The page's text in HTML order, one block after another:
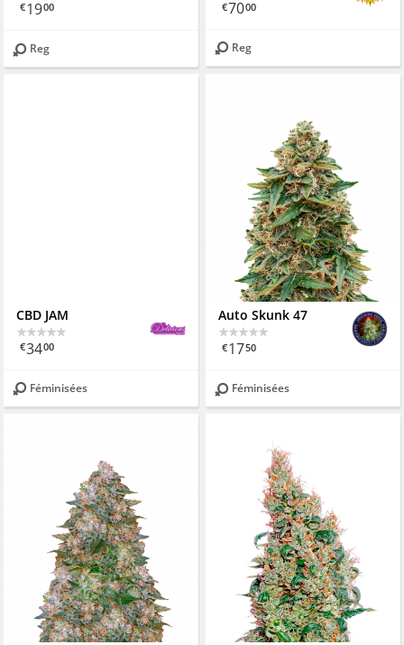
€1900
Reg
€7000
Reg
CBD JAM
€3400
Féminisées
Auto Skunk 47
€1750
Féminisées